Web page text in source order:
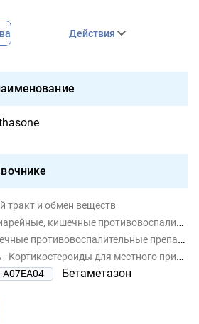
Действия
тракт и обмен веществ
противовоспалительные / противомикробные препараты
противовоспалительные препараты
Кортикостероиды для местного применения
A07EA04
Бетаметазон